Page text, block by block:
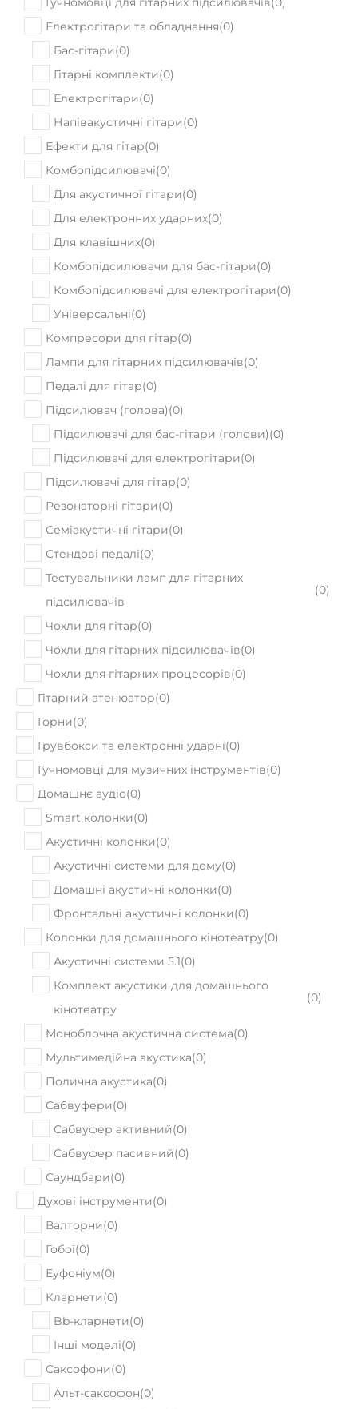
Електрогітари та обладнання(0)
Бас-гітари(0)
Гітарні комплекти(0)
Електрогітари(0)
Напівакустичні гітари(0)
Ефекти для гітар(0)
Комбопідсилювачі(0)
Для акустичної гітари(0)
Для електронних ударних(0)
Для клавішних(0)
Комбопідсилювачи для бас-гітари(0)
Комбопідсилювачі для електрогітари(0)
Універсальні(0)
Компресори для гітар(0)
Лампи для гітарних підсилювачів(0)
Педалі для гітар(0)
Підсилювач (голова)(0)
Підсилювачі для бас-гітари (голови)(0)
Підсилювачі для електрогітари(0)
Підсилювачі для гітар(0)
Резонаторні гітари(0)
Семіакустичні гітари(0)
Стендові педалі(0)
Тестувальники ламп для гітарних
підсилювачів
(0)
Чохли для гітар(0)
Чохли для гітарних підсилювачів(0)
Чохли для гітарних процесорів(0)
Гітарний атенюатор(0)
Горни(0)
Грувбокси та електронні ударні(0)
Гучномовці для музичних інструментів(0)
Домашнє аудіо(0)
Smart колонки(0)
Акустичні колонки(0)
Акустичні системи для дому(0)
Домашні акустичні колонки(0)
Фронтальні акустичні колонки(0)
Колонки для домашнього кінотеатру(0)
Акустичні системи 5.1(0)
Комплект акустики для домашнього
кінотеатру
(0)
Моноблочна акустична система(0)
Мультимедійна акустика(0)
Полична акустика(0)
Сабвуфери(0)
Сабвуфер активний(0)
Сабвуфер пасивний(0)
Саундбари(0)
Духові інструменти(0)
Валторни(0)
Гобої(0)
Еуфоніум(0)
Кларнети(0)
Bb-кларнети(0)
Інші моделі(0)
Саксофони(0)
Альт-саксофон(0)